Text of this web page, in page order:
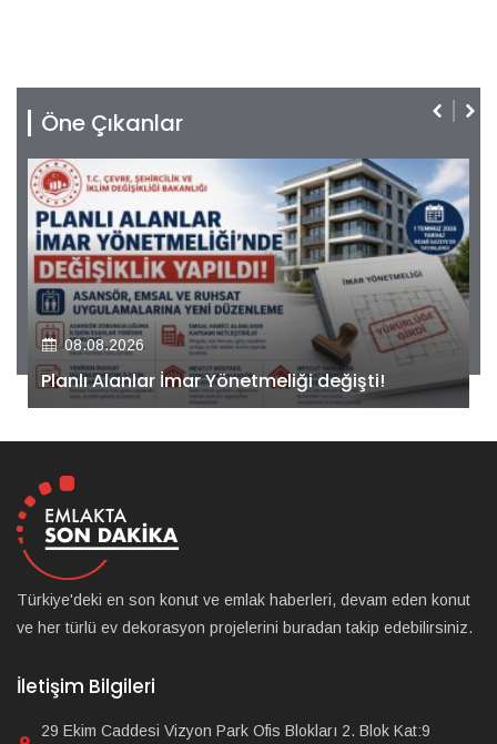
Öne Çıkanlar
08.08.2026
Kiler GYO’dan Pendik Dolayoba projesiyle ilgili
önemli adım!
Türkiye'deki en son konut ve emlak haberleri, devam eden konut
ve her türlü ev dekorasyon projelerini buradan takip edebilirsiniz.
İletişim Bilgileri
29 Ekim Caddesi Vizyon Park Ofis Blokları 2. Blok Kat:9